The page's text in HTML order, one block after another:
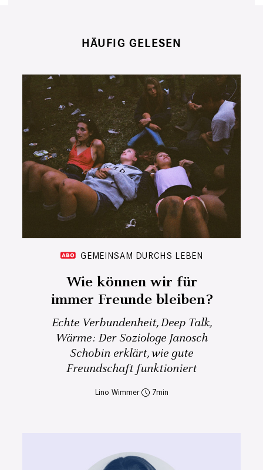
HÄUFIG GELESEN
GEMEINSAM DURCHS LEBEN
Wie können wir für
immer Freunde bleiben?
Echte Verbundenheit, Deep Talk,
Wärme: Der Soziologe Janosch
Schobin erklärt, wie gute
Freundschaft funktioniert
Lino Wimmer 7